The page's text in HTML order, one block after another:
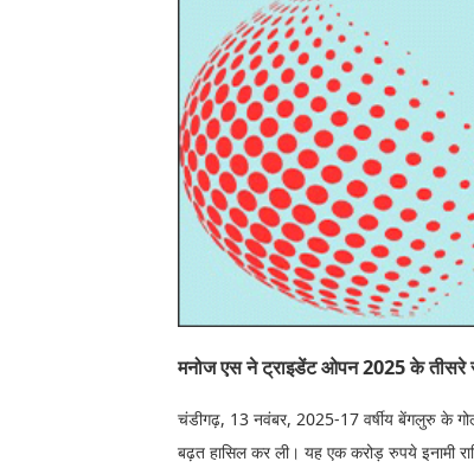
मनोज एस ने ट्राइडेंट ओपन 2025 के तीसरे
चंडीगढ़, 13 नवंबर, 2025-17 वर्षीय बेंगलुरु के
बढ़त हासिल कर ली। यह एक करोड़ रुपये इनामी